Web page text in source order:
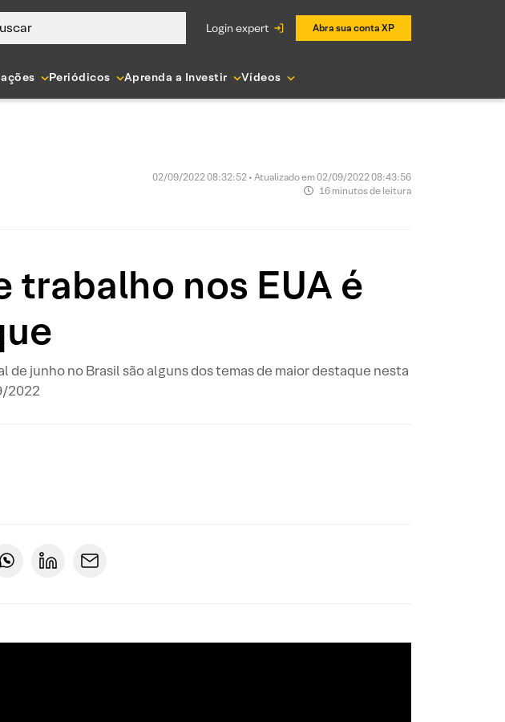
login expert Abra sua conta XP
Periódicos Aprenda a Investir Vídeos
02/09/2022 08:32:52 • Atualizado em 02/09/2022 08:43:56
16 minutos de leitura
trabalho nos EUA é
junho no Brasil são alguns dos temas de maior destaque nesta
2022